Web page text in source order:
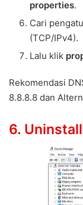
properties.
Cari
(TCP/IPv4).
Lalu klik
Rekomendasi
8.8.8.8 dan
6.